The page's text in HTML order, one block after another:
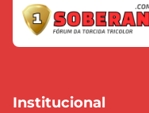
Institucional